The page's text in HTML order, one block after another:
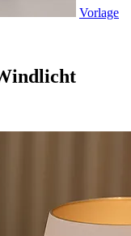
Vorlage